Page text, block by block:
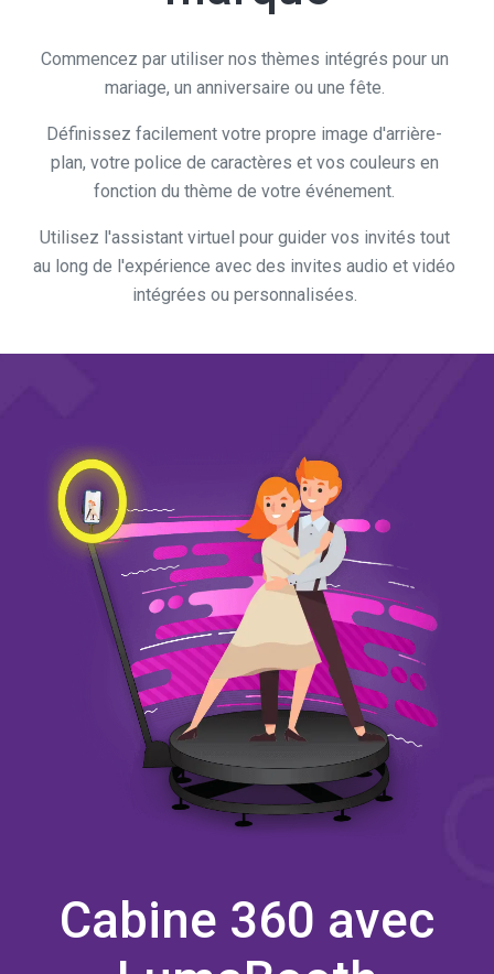
mariage, un anniversaire ou une fête.
Définissez facilement votre propre image d'arrière-
plan, votre police de caractères et vos couleurs en
fonction du thème de votre événement.
Utilisez l'assistant virtuel pour guider vos invités tout
au long de l'expérience avec des invites audio et vidéo
intégrées ou personnalisées.
LumaBooth